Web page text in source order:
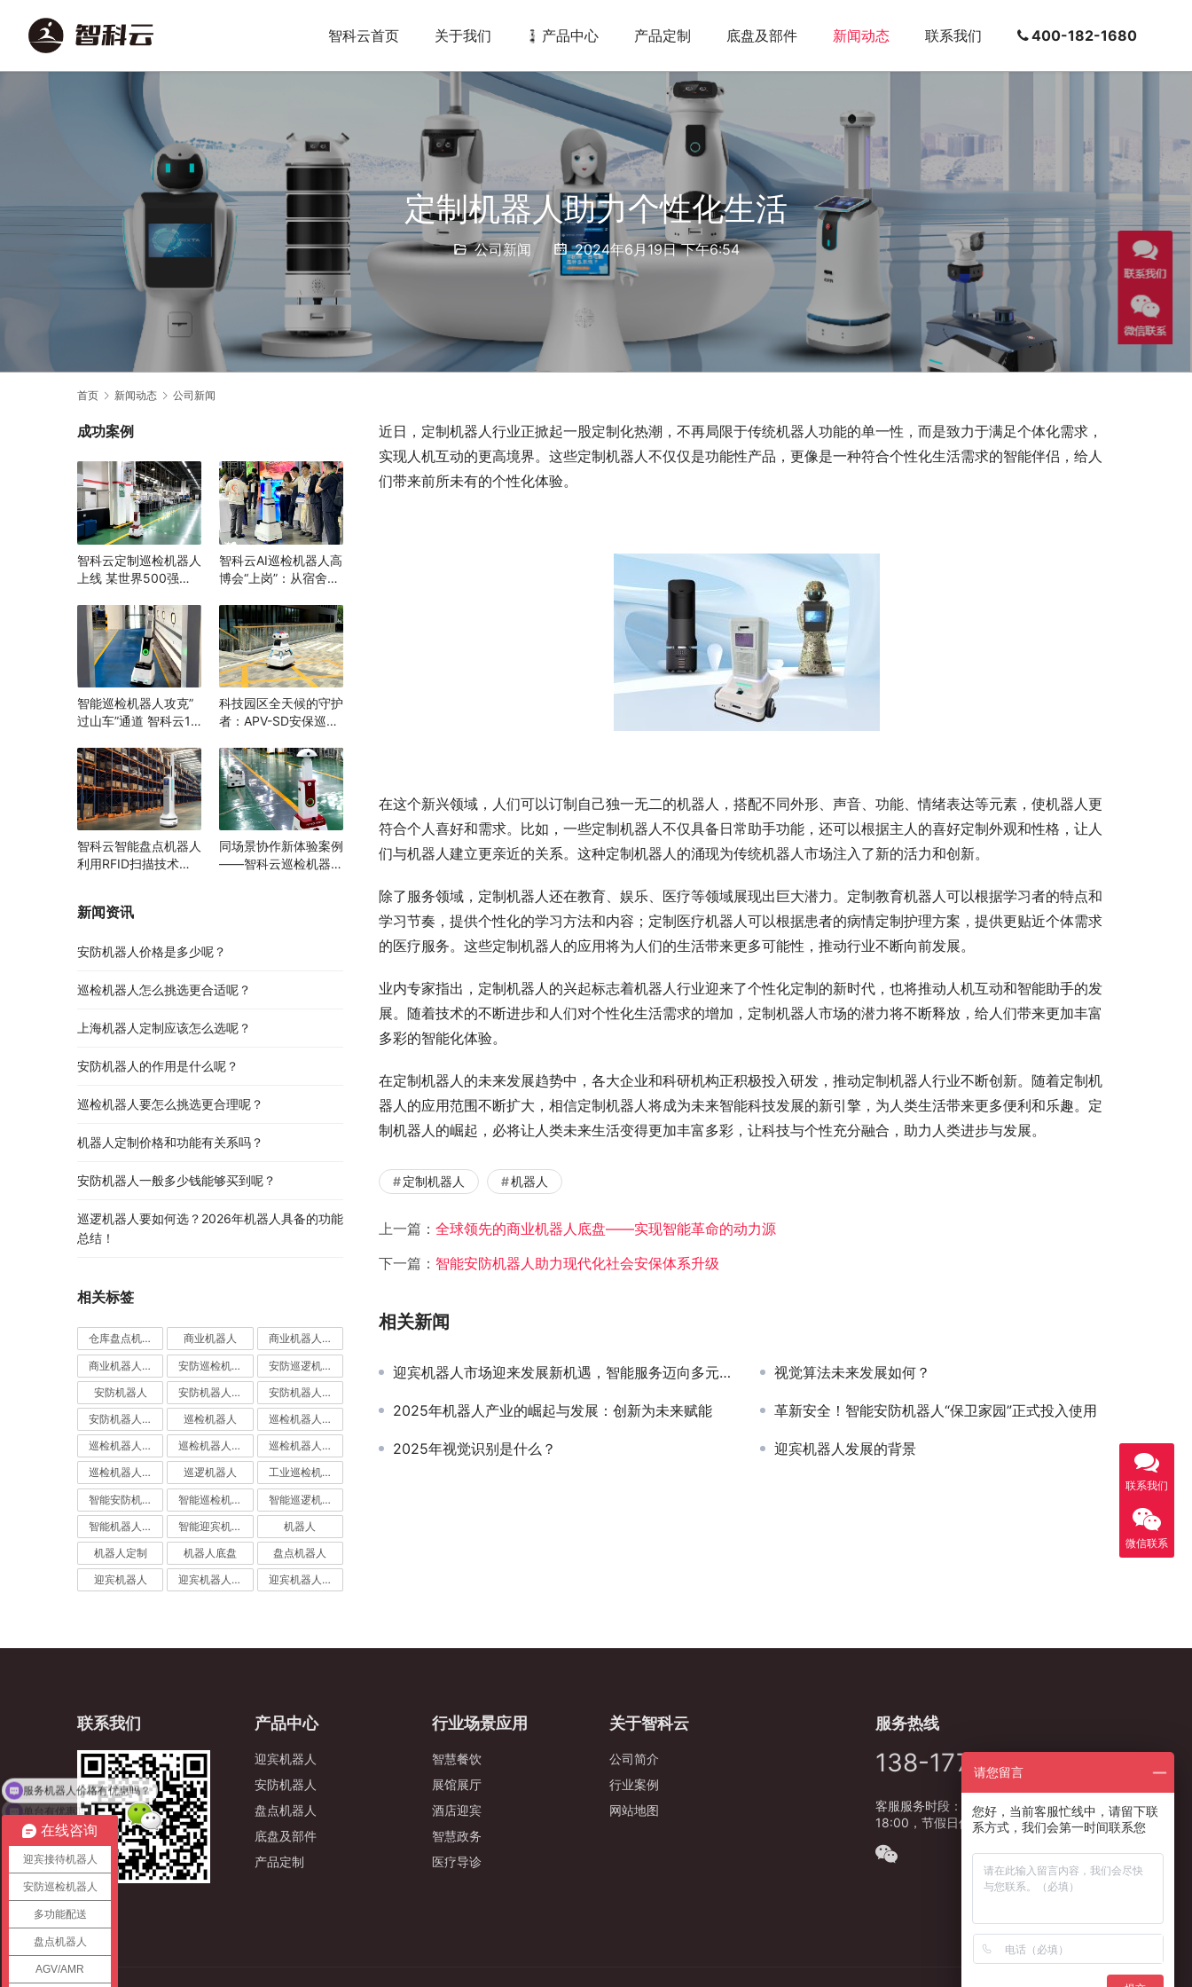
智科云首页 关于我们 产品中心 产品定制 底盘及部件 新闻动态 联系我们 400-182-1680
定制机器人助力个性化生活
公司新闻 2024年6月19日 下午6:54
首页 新闻动态 公司新闻
近日，定制机器人行业正掀起一股定制化热潮，不再局限于传统机器人功能的单一性，而是致力于满足个体化需求，
实现人机互动的更高境界。这些定制机器人不仅仅是功能性产品，更像是一种符合个性化生活需求的智能伴侣，给人
们带来前所未有的个性化体验。
在这个新兴领域，人们可以订制自己独一无二的机器人，搭配不同外形、声音、功能、情绪表达等元素，使机器人更
符合个人喜好和需求。比如，一些定制机器人不仅具备日常助手功能，还可以根据主人的喜好定制外观和性格，让人
们与机器人建立更亲近的关系。这种定制机器人的涌现为传统机器人市场注入了新的活力和创新。
除了服务领域，定制机器人还在教育、娱乐、医疗等领域展现出巨大潜力。定制教育机器人可以根据学习者的特点和
学习节奏，提供个性化的学习方法和内容；定制医疗机器人可以根据患者的病情定制护理方案，提供更贴近个体需求
的医疗服务。这些定制机器人的应用将为人们的生活带来更多可能性，推动行业不断向前发展。
业内专家指出，定制机器人的兴起标志着机器人行业迎来了个性化定制的新时代，也将推动人机互动和智能助手的发
展。随着技术的不断进步和人们对个性化生活需求的增加，定制机器人市场的潜力将不断释放，给人们带来更加丰富
多彩的智能化体验。
在定制机器人的未来发展趋势中，各大企业和科研机构正积极投入研发，推动定制机器人行业不断创新。随着定制机
器人的应用范围不断扩大，相信定制机器人将成为未来智能科技发展的新引擎，为人类生活带来更多便利和乐趣。定
制机器人的崛起，必将让人类未来生活变得更加丰富多彩，让科技与个性充分融合，助力人类进步与发展。
定制机器人 机器人
上一篇： 全球领先的商业机器人底盘——实现智能革命的动力源
下一篇： 智能安防机器人助力现代化社会安保体系升级
相关新闻
迎宾机器人市场迎来发展新机遇，智能服务迈向多元化未来 视觉算法未来发展如何？
2025年机器人产业的崛起与发展：创新为未来赋能 革新安全！智能安防机器人“保卫家园”正式投入使用
2025年视觉识别是什么？ 迎宾机器人发展的背景
成功案例
智科云定制巡检机器人
上线 某世界500强企
隐患，辅助生产管理
智科云AI巡检机器人高
博会“上岗”：从宿舍到
完“最后一公里”
智能巡检机器人攻克”
过山车”通道 智科云1.8
打造安全生产新范例
科技园区全天候的守护
者：APV-SD安保巡逻
智科云智能盘点机器人
利用RFID扫描技术助
同场景协作新体验案例
——智科云巡检机器人
新闻资讯
安防机器人价格是多少呢？
巡检机器人怎么挑选更合适呢？
上海机器人定制应该怎么选呢？
安防机器人的作用是什么呢？
巡检机器人要怎么挑选更合理呢？
机器人定制价格和功能有关系吗？
安防机器人一般多少钱能够买到呢？
巡逻机器人要如何选？2026年机器人具备的功能
总结！
相关标签
仓库盘点机器人 商业机器人 商业机器人底盘
商业机器人底盘公司 安防巡检机器人 安防巡逻机器人
安防机器人 安防机器人价格 安防机器人公司
安防机器人定制 巡检机器人 巡检机器人价格
巡检机器人公司 巡检机器人厂家 巡检机器人定制
巡检机器人应用 巡逻机器人 工业巡检机器人
智能安防机器人 智能巡检机器人 智能巡逻机器人
智能机器人定制 智能迎宾机器人 机器人
机器人定制 机器人底盘 盘点机器人
迎宾机器人 迎宾机器人价格 迎宾机器人公司
联系我们 产品中心
迎宾机器人
安防机器人
盘点机器人
底盘及部件
产品定制
行业场景应用
智慧餐饮
展馆展厅
酒店迎宾
智慧政务
医疗导诊
关于智科云
公司简介
行业案例
网站地图
服务热线
138-1778-5627
客服服务时段：周一至周五，9:00 -
18:00，节假日休息
联系我们
微信联系
在线咨询
迎宾接待机器人
安防巡检机器人
多功能配送
盘点机器人
AGV/AMR
服务机器人价格有优惠吗？
单台有优惠吗
请您留言
您好，当前客服忙线中，请留下联
系方式，我们会第一时间联系您